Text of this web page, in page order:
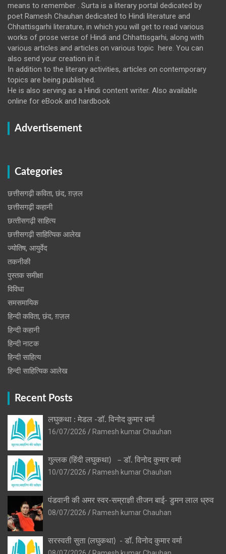
means to remember . Surta is a literary portal dedicated by
poet Ramesh Chauhan dedicated to Hindi literature and
Chhattisgarhi literature, in which you will get to read various
works of prose verse of Hindi and Chhattisgarhi, along with
various articles and articles on various topic here. You can
also send your creation in it.
In addition to the literary activities, articles on contemporary
topics are being published.
He is also serving as a Hindi content writer. Also available
online for eBook and hardbook
Advertisement
Categories
छत्तीसगढ़ी कविता, छंद, ग़ज़ल
छत्तीसगढ़ी कहानी
छत्‍तीसगढ़ी साहित्‍य
छत्तीसगढ़ी साहित्यिक आलेख
ज्योतिष, आयुर्वेद
तकनीकी
पुस्‍तक समीक्षा
विविधा
समसमायिक
हिन्दी कविता, छंद, ग़ज़ल
हिन्दी कहानी
हिन्‍दी नाटक
हिन्दी साहित्य
हिन्दी साहित्यिक आलेख
Recent Posts
लघुकथा : मेडल -डॉ. विनोद कुमार वर्मा
16/07/2026
Ramesh kumar Chauhan
गुल्लक (हिंदी लघुकथा) – डॉ. विनोद कुमार वर्मा
10/07/2026
Ramesh kumar Chauhan
पंडवानी की अमर स्वर-सम्राज्ञी तीजन बाई- डुमन लाल ध्रुव
08/07/2026
Ramesh kumar Chauhan
सरस्वती सुता (लघुकथा) ​- डॉ. विनोद कुमार वर्मा